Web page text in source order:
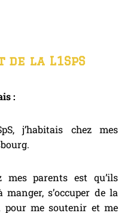
la L1SpS
:
j’habitais chez mes
mes parents est qu’ils
s’occuper de la
pour me soutenir et me